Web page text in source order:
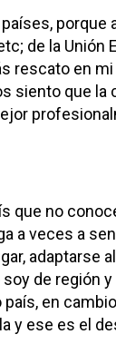
porque
de la Unión
rescato en
siento que la
que no
a veces a
adaptarse
de región y
en
y ese es el